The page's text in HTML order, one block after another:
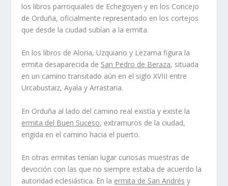
los libros parroquiales de Echegoyen y en los Concejo
de Orduña, oficialmente representado en los cortejos
que desde la ciudad subían a la ermita.
En los libros de Aloria, Uzquiano y Lezama figura la
ermita desaparecida de San Pedro de Beraza, situada
en un camino transitado aún en el siglo XVIII entre
Urcabustaiz, Ayala y Arrastaria.
En Orduña al lado del camino real existía y existe la
ermita del Buen Suceso, extramuros de la ciudad,
erigida en el camino hacia el puerto.
En otras ermitas tenían lugar curiosas muestras de
devoción con las que no siempre estaba de acuerdo la
autoridad eclesiástica. En la ermita de San Andrés y